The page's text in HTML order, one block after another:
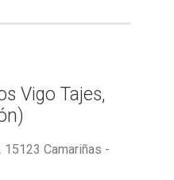
Vigo Tajes,
15123 Camariñas -